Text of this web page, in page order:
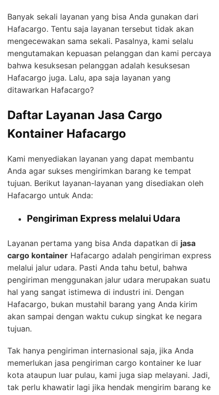
Banyak sekali layanan yang bisa Anda gunakan dari
Hafacargo. Tentu saja layanan tersebut tidak akan
mengecewakan sama sekali. Pasalnya, kami selalu
mengutamakan kepuasan pelanggan dan kami percaya
bahwa kesuksesan pelanggan adalah kesuksesan
Hafacargo juga. Lalu, apa saja layanan yang
ditawarkan Hafacargo?
Daftar Layanan Jasa Cargo
Kontainer Hafacargo
Kami menyediakan layanan yang dapat membantu
Anda agar sukses mengirimkan barang ke tempat
tujuan. Berikut layanan-layanan yang disediakan oleh
Hafacargo untuk Anda:
Pengiriman Express melalui Udara
Layanan pertama yang bisa Anda dapatkan di jasa
cargo kontainer Hafacargo adalah pengiriman express
melalui jalur udara. Pasti Anda tahu betul, bahwa
pengiriman menggunakan jalur udara merupakan suatu
hal yang sangat istimewa di industri ini. Dengan
Hafacargo, bukan mustahil barang yang Anda kirim
akan sampai dengan waktu cukup singkat ke negara
tujuan.
Tak hanya pengiriman internasional saja, jika Anda
memerlukan jasa pengiriman cargo kontainer ke luar
kota ataupun luar pulau, kami juga siap melayani. Jadi,
tak perlu khawatir lagi jika hendak mengirim barang ke